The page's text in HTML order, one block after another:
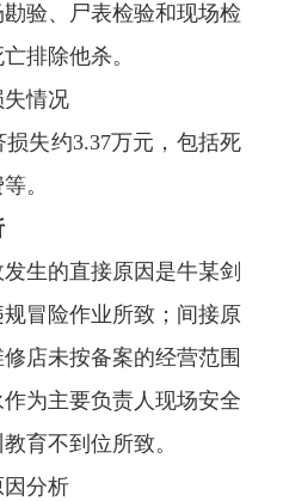
验、尸表检验和现场检
排除他杀。
情况
失约3.37万元，包括死
。
的直接原因是牛某剑
冒险作业所致；间接原
店未按备案的经营范围
为主要负责人现场安全
育不到位所致。
分析